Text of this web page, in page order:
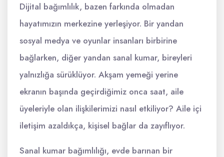
Dijital bağımlılık, bazen farkında olmadan
hayatımızın merkezine yerleşiyor. Bir yandan
sosyal medya ve oyunlar insanları birbirine
bağlarken, diğer yandan sanal kumar, bireyleri
yalnızlığa sürüklüyor. Akşam yemeği yerine
ekranın başında geçirdiğimiz onca saat, aile
üyeleriyle olan ilişkilerimizi nasıl etkiliyor? Aile içi
iletişim azaldıkça, kişisel bağlar da zayıflıyor.
Sanal kumar bağımlılığı, evde barınan bir